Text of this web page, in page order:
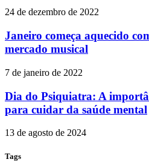
24 de dezembro de 2022
Janeiro começa aquecido
mercado musical
7 de janeiro de 2022
Dia do Psiquiatra: A
para cuidar da saúde mental
13 de agosto de 2024
Tags